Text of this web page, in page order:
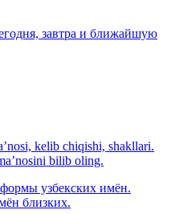
завтра и ближайшую
kelib chiqishi, shakllari.
bilib oling.
узбекских имён.
близких.